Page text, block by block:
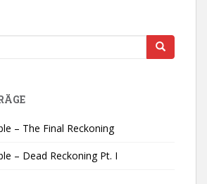
– The Final Reckoning
– Dead Reckoning Pt. I